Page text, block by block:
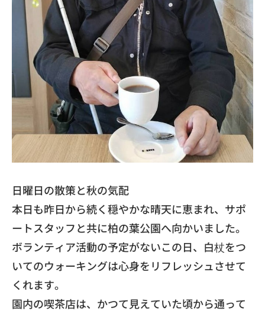
​日曜日の散策と秋の気配
​本日も昨日から続く穏やかな晴天に恵まれ、サポ
ートスタッフと共に柏の葉公園へ向かいました。
​ボランティア活動の予定がないこの日、白杖をつ
いてのウォーキングは心身をリフレッシュさせて
くれます。
​園内の喫茶店は、かつて見えていた頃から通って